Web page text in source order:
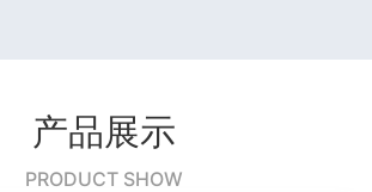
产品展示
PRODUCT SHOW